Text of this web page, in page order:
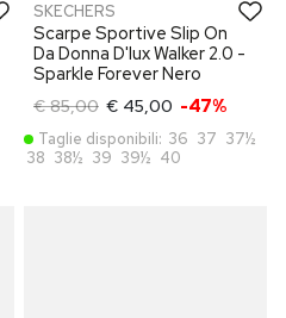
SKECHERS
Scarpe Sportive Slip On
Da Donna D'lux Walker 2.0 -
Sparkle Forever Nero
€ 85,00 € 45,00 -47%
Taglie disponibili: 36 37 37½
38 38½ 39 39½ 40